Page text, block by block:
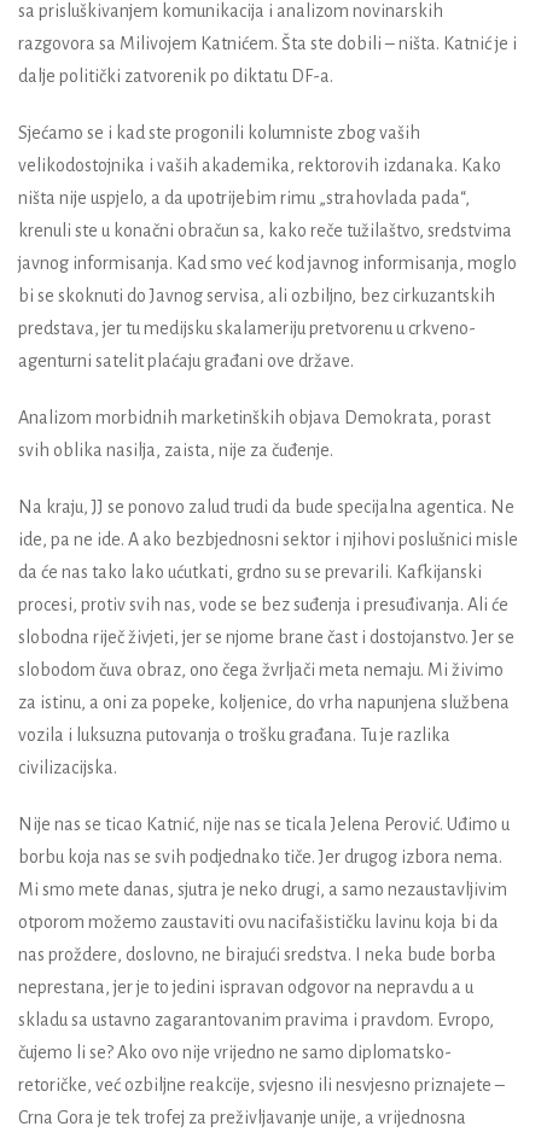
sa prisluškivanjem komunikacija i analizom novinarskih
razgovora sa Milivojem Katnićem. Šta ste dobili – ništa. Katnić je i
dalje politički zatvorenik po diktatu DF-a.
Sjećamo se i kad ste progonili kolumniste zbog vaših
velikodostojnika i vaših akademika, rektorovih izdanaka. Kako
ništa nije uspjelo, a da upotrijebim rimu „strahovlada pada“,
krenuli ste u konačni obračun sa, kako reče tužilaštvo, sredstvima
javnog informisanja. Kad smo već kod javnog informisanja, moglo
bi se skoknuti do Javnog servisa, ali ozbiljno, bez cirkuzantskih
predstava, jer tu medijsku skalameriju pretvorenu u crkveno-
agenturni satelit plaćaju građani ove države.
Analizom morbidnih marketinških objava Demokrata, porast
svih oblika nasilja, zaista, nije za čuđenje.
Na kraju, JJ se ponovo zalud trudi da bude specijalna agentica. Ne
ide, pa ne ide. A ako bezbjednosni sektor i njihovi poslušnici misle
da će nas tako lako ućutkati, grdno su se prevarili. Kafkijanski
procesi, protiv svih nas, vode se bez suđenja i presuđivanja. Ali će
slobodna riječ živjeti, jer se njome brane čast i dostojanstvo. Jer se
slobodom čuva obraz, ono čega žvrljači meta nemaju. Mi živimo
za istinu, a oni za popeke, koljenice, do vrha napunjena službena
vozila i luksuzna putovanja o trošku građana. Tu je razlika
civilizacijska.
Nije nas se ticao Katnić, nije nas se ticala Jelena Perović. Uđimo u
borbu koja nas se svih podjednako tiče. Jer drugog izbora nema.
Mi smo mete danas, sjutra je neko drugi, a samo nezaustavljivim
otporom možemo zaustaviti ovu nacifašističku lavinu koja bi da
nas proždere, doslovno, ne birajući sredstva. I neka bude borba
neprestana ,jer je to jedini ispravan odgovor na nepravdu a u
skladu sa ustavno zagarantovanim pravima i pravdom. Evropo,
čujemo li se? Ako ovo nije vrijedno ne samo diplomatsko-
retoričke, već ozbiljne reakcije, svjesno ili nesvjesno priznajete –
Crna Gora je tek trofej za preživljavanje unije, a vrijednosna